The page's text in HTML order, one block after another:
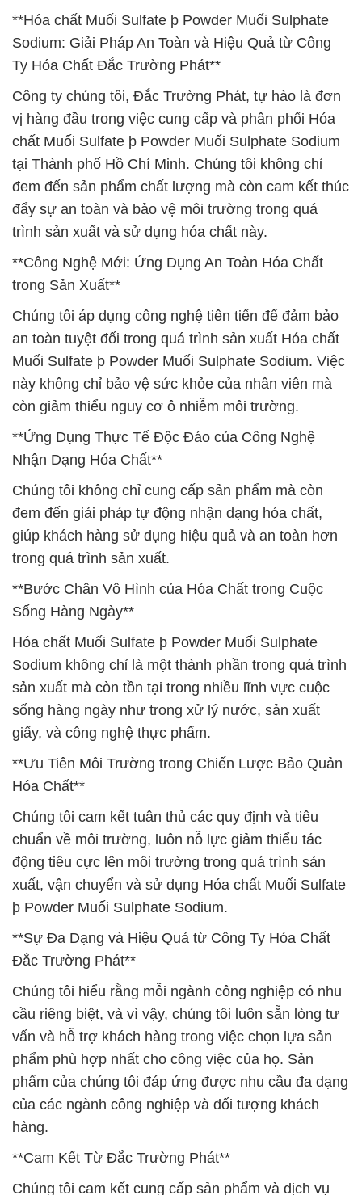
**Hóa chất Muối Sulfate þ Powder Muối Sulphate
Sodium: Giải Pháp An Toàn và Hiệu Quả từ Công
Ty Hóa Chất Đắc Trường Phát**
Công ty chúng tôi, Đắc Trường Phát, tự hào là đơn
vị hàng đầu trong việc cung cấp và phân phối Hóa
chất Muối Sulfate þ Powder Muối Sulphate Sodium
tại Thành phố Hồ Chí Minh. Chúng tôi không chỉ
đem đến sản phẩm chất lượng mà còn cam kết thúc
đẩy sự an toàn và bảo vệ môi trường trong quá
trình sản xuất và sử dụng hóa chất này.
**Công Nghệ Mới: Ứng Dụng An Toàn Hóa Chất
trong Sản Xuất**
Chúng tôi áp dụng công nghệ tiên tiến để đảm bảo
an toàn tuyệt đối trong quá trình sản xuất Hóa chất
Muối Sulfate þ Powder Muối Sulphate Sodium. Việc
này không chỉ bảo vệ sức khỏe của nhân viên mà
còn giảm thiểu nguy cơ ô nhiễm môi trường.
**Ứng Dụng Thực Tế Độc Đáo của Công Nghệ
Nhận Dạng Hóa Chất**
Chúng tôi không chỉ cung cấp sản phẩm mà còn
đem đến giải pháp tự động nhận dạng hóa chất,
giúp khách hàng sử dụng hiệu quả và an toàn hơn
trong quá trình sản xuất.
**Bước Chân Vô Hình của Hóa Chất trong Cuộc
Sống Hàng Ngày**
Hóa chất Muối Sulfate þ Powder Muối Sulphate
Sodium không chỉ là một thành phần trong quá trình
sản xuất mà còn tồn tại trong nhiều lĩnh vực cuộc
sống hàng ngày như trong xử lý nước, sản xuất
giấy, và công nghệ thực phẩm.
**Ưu Tiên Môi Trường trong Chiến Lược Bảo Quản
Hóa Chất**
Chúng tôi cam kết tuân thủ các quy định và tiêu
chuẩn về môi trường, luôn nỗ lực giảm thiểu tác
động tiêu cực lên môi trường trong quá trình sản
xuất, vận chuyển và sử dụng Hóa chất Muối Sulfate
þ Powder Muối Sulphate Sodium.
**Sự Đa Dạng và Hiệu Quả từ Công Ty Hóa Chất
Đắc Trường Phát**
Chúng tôi hiểu rằng mỗi ngành công nghiệp có nhu
cầu riêng biệt, và vì vậy, chúng tôi luôn sẵn lòng tư
vấn và hỗ trợ khách hàng trong việc chọn lựa sản
phẩm phù hợp nhất cho công việc của họ. Sản
phẩm của chúng tôi đáp ứng được nhu cầu đa dạng
của các ngành công nghiệp và đối tượng khách
hàng.
**Cam Kết Từ Đắc Trường Phát**
Chúng tôi cam kết cung cấp sản phẩm và dịch vụ